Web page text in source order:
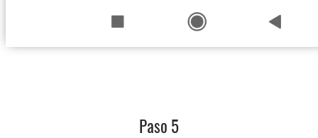
Paso 5